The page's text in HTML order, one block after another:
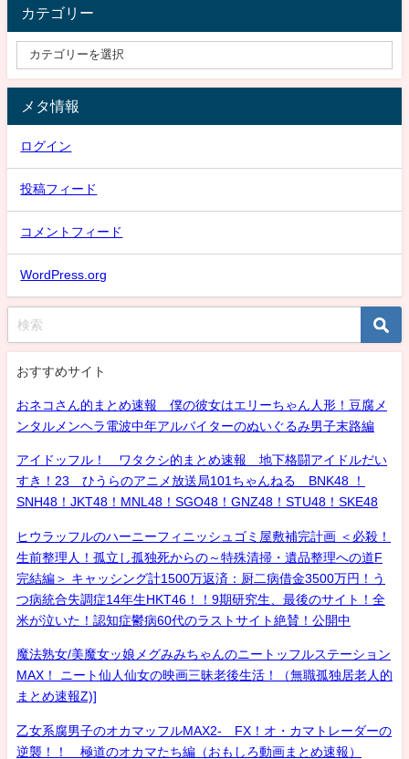
カテゴリー
メタ情報
ログイン
投稿フィード
コメントフィード
WordPress.org
おすすめサイト
おネコさん的まとめ速報 僕の彼女はエリーちゃん人形！豆腐メ
ンタルメンヘラ電波中年アルバイターのぬいぐるみ男子末路編
アイドッフル！ ワタクシ的まとめ速報 地下格闘アイドルだい
すき！23 ひうらのアニメ放送局101ちゃんねる BNK48 ！
SNH48！JKT48！MNL48！SGO48！GNZ48！STU48！SKE48
ヒウラッフルのハーニーフィニッシュゴミ屋敷補完計画 ＜必殺！
生前整理人！孤立し孤独死からの～特殊清掃・遺品整理への道F
完結編＞ キャッシング計1500万返済：厨二病借金3500万円！う
つ病統合失調症14年生HKT46！！9期研究生、最後のサイト！全
米が泣いた！認知症鬱病60代のラストサイト絶賛！公開中
魔法熟女/美魔女ッ娘メグみみちゃんのニートッフルステーション
MAX！ ニート仙人仙女の映画三昧老後生活！（無職孤独居老人的
まとめ速報Z)]
乙女系腐男子のオカマッフルMAX2- FX！オ・カマトレーダーの
逆襲！！ 極道のオカマたち編（おもしろ動画まとめ速報）